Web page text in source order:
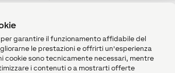
per garantire il funzionamento affidabile del
le prestazioni e offrirti un'esperienza
cookie sono tecnicamente necessari, mentre
i contenuti o a mostrarti offerte